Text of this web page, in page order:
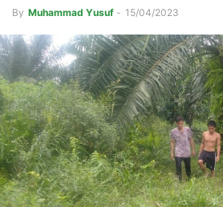
By Muhammad Yusuf - 15/04/2023